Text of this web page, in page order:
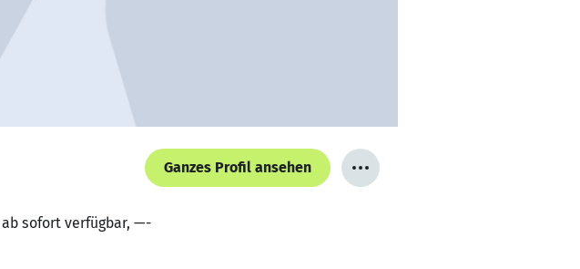
Ganzes Profil ansehen
ab sofort verfügbar, —-